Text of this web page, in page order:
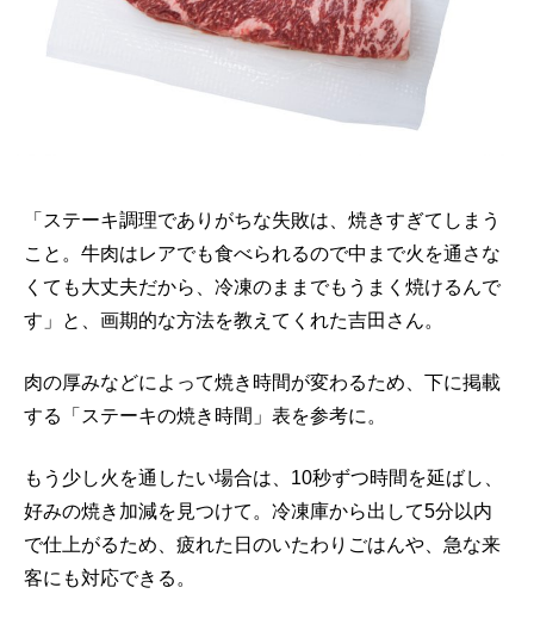
「ステーキ調理でありがちな失敗は、焼きすぎてしまう
こと。牛肉はレアでも食べられるので中まで火を通さな
くても大丈夫だから、冷凍のままでもうまく焼けるんで
す」と、画期的な方法を教えてくれた吉田さん。
肉の厚みなどによって焼き時間が変わるため、下に掲載
する「ステーキの焼き時間」表を参考に。
もう少し火を通したい場合は、10秒ずつ時間を延ばし、
好みの焼き加減を見つけて。冷凍庫から出して5分以内
で仕上がるため、疲れた日のいたわりごはんや、急な来
客にも対応できる。